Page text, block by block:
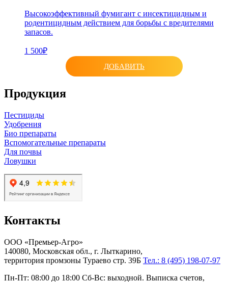
Высокоэффективный фумигант с инсектицидным и
родентицидным действием для борьбы с вредителями
запасов.
1 500₽
ДОБАВИТЬ
Продукция
Пестициды
Удобрения
Био препараты
Вспомогательные препараты
Для почвы
Ловушки
Контакты
ООО «Премьер-Агро»
140080, Московская обл., г. Лыткарино,
территория промзоны Тураево стр. 39Б Тел.: 8 (495) 198-07-97
Пн-Пт: 08:00 до 18:00 Сб-Вс: выходной. Выписка счетов,